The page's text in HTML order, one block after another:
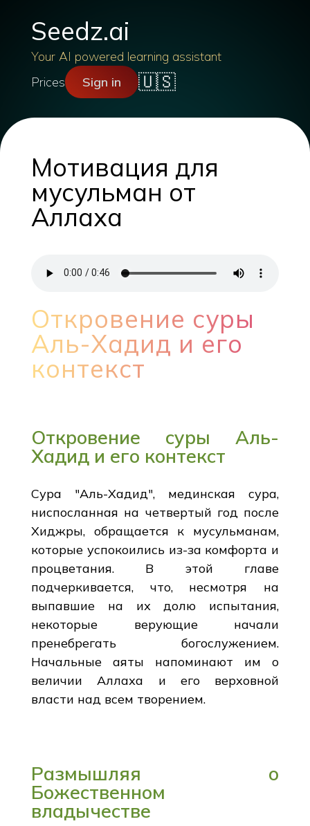
Seedz.ai
Your AI powered learning assistant
Prices
Sign in 🇺🇸
Мотивация для
мусульман от
Аллаха
Откровение суры
Аль-Хадид и его
контекст
Откровение суры Аль-
Хадид и его контекст
Сура "Аль-Хадид", мединская сура,
ниспосланная на четвертый год после
Хиджры, обращается к мусульманам,
которые успокоились из-за комфорта и
процветания. В этой главе
подчеркивается, что, несмотря на
выпавшие на их долю испытания,
некоторые верующие начали
пренебрегать богослужением.
Начальные аяты напоминают им о
величии Аллаха и его верховной
власти над всем творением.
Размышляя о
Божественном
владычестве